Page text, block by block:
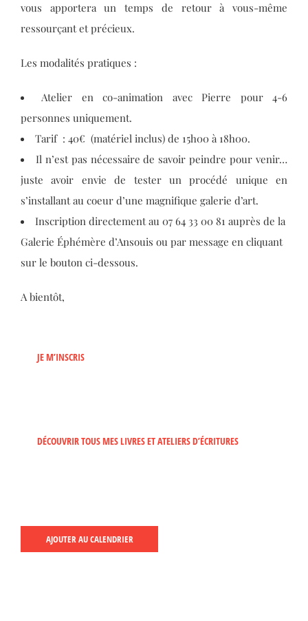
vous apportera un temps de retour à vous-même
ressourçant et précieux.
Les modalités pratiques :
Atelier en co-animation avec Pierre pour 4-6
personnes uniquement.
Tarif : 40€ (matériel inclus) de 15h00 à 18h00.
Il n’est pas nécessaire de savoir peindre pour venir…
juste avoir envie de tester un procédé unique en
s’installant au coeur d’une magnifique galerie d’art.
Inscription directement au 07 64 33 00 81 auprès de la
Galerie Éphémère d’Ansouis ou par message en cliquant
sur le bouton ci-dessous.
A bientôt,
JE M’INSCRIS
DÉCOUVRIR TOUS MES LIVRES ET ATELIERS D’ÉCRITURES
AJOUTER AU CALENDRIER